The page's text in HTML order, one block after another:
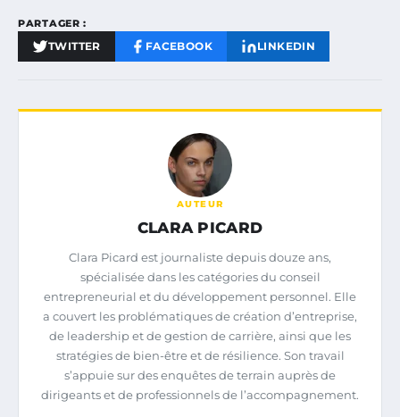
PARTAGER :
TWITTER FACEBOOK LINKEDIN
AUTEUR
CLARA PICARD
Clara Picard est journaliste depuis douze ans,
spécialisée dans les catégories du conseil
entrepreneurial et du développement personnel. Elle
a couvert les problématiques de création d’entreprise,
de leadership et de gestion de carrière, ainsi que les
stratégies de bien-être et de résilience. Son travail
s’appuie sur des enquêtes de terrain auprès de
dirigeants et de professionnels de l’accompagnement.